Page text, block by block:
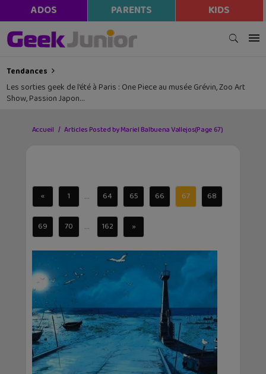
ADOS PARENTS KIDS
Tendances
Les sorties geek de l’été à Paris : One Piece au musée Grévin, Zoo Art
Show, Passion Japon…
Accueil Articles Posted by Mariel Balbuena Vallejos(Page 67)
« 1 ... 64 65 66 67 68
69 70 ... 162 »